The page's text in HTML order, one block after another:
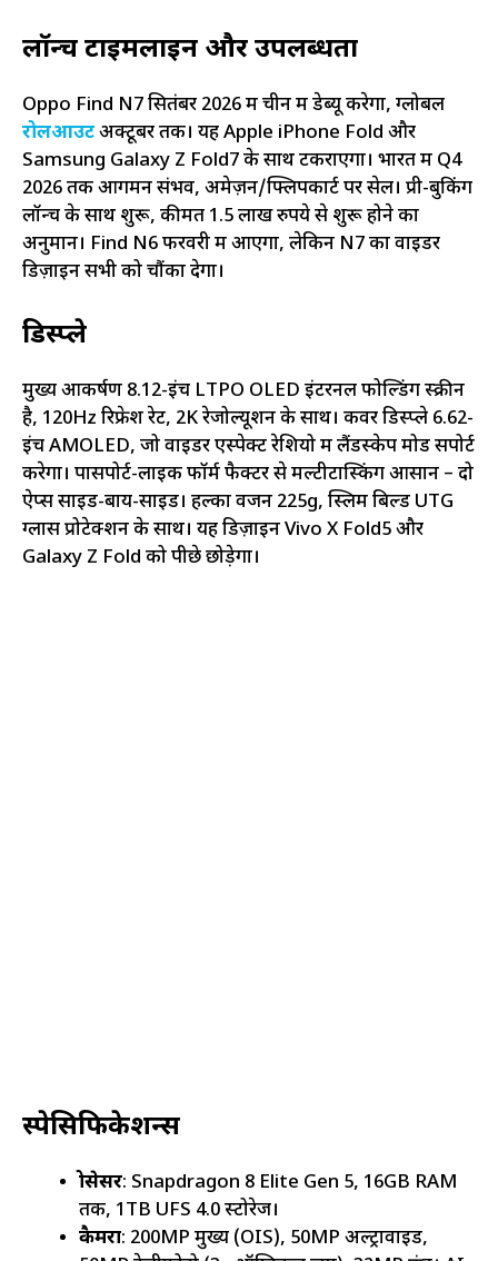
लॉन्च टाइमलाइन और उपलब्धता
Oppo Find N7 सितंबर 2026 में चीन में डेब्यू करेगा, ग्लोबल
रोलआउटअक्टूबर तक। यह Apple iPhone Fold और
Samsung Galaxy Z Fold7 के साथ टकराएगा। भारत में Q4
2026 तक आगमन संभव, अमेज़न/फ्लिपकार्ट पर सेल। प्री-बुकिंग
लॉन्च के साथ शुरू, कीमत 1.5 लाख रुपये से शुरू होने का
अनुमान। Find N6 फरवरी में आएगा, लेकिन N7 का वाइडर
डिज़ाइन सभी को चौंका देगा।
डिस्प्ले
मुख्य आकर्षण 8.12-इंच LTPO OLED इंटरनल फोल्डिंग स्क्रीन
है, 120Hz रिफ्रेश रेट, 2K रेजोल्यूशन के साथ। कवर डिस्प्ले 6.62-
इंच AMOLED, जो वाइडर एस्पेक्ट रेशियो में लैंडस्केप मोड सपोर्ट
करेगा। पासपोर्ट-लाइक फॉर्म फैक्टर से मल्टीटास्किंग आसान – दो
ऐप्स साइड-बाय-साइड। हल्का वजन 225g, स्लिम बिल्ड UTG
ग्लास प्रोटेक्शन के साथ। यह डिज़ाइन Vivo X Fold5 और
Galaxy Z Fold को पीछे छोड़ेगा।
स्पेसिफिकेशन्स
प्रोसेसर: Snapdragon 8 Elite Gen 5, 16GB RAM
तक, 1TB UFS 4.0 स्टोरेज।
कैमरा: 200MP मुख्य (OIS), 50MP अल्ट्रावाइड,